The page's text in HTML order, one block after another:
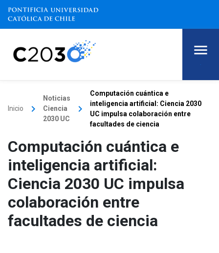
.
Inicio keyboard_arrow_right
Noticias
Ciencia
2030 UC
keyboard_arrow_right
Computación cuántica e
inteligencia artificial: Ciencia 2030
UC impulsa colaboración entre
facultades de ciencia
Computación cuántica e
inteligencia artificial:
Ciencia 2030 UC impulsa
colaboración entre
facultades de ciencia